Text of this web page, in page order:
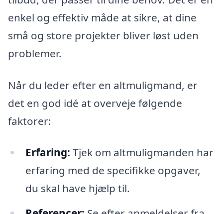
enkel og effektiv måde at sikre, at dine
små og store projekter bliver løst uden
problemer.
Når du leder efter en altmuligmand, er
det en god idé at overveje følgende
faktorer:
Erfaring: Tjek om altmuligmanden har
erfaring med de specifikke opgaver,
du skal have hjælp til.